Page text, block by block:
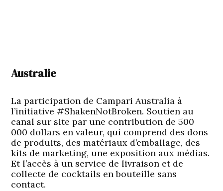
Australie
La participation de Campari Australia à
l’initiative #ShakenNotBroken. Soutien au
canal sur site par une contribution de 500
000 dollars en valeur, qui comprend des dons
de produits, des matériaux d’emballage, des
kits de marketing, une exposition aux médias.
Et l’accès à un service de livraison et de
collecte de cocktails en bouteille sans
contact.